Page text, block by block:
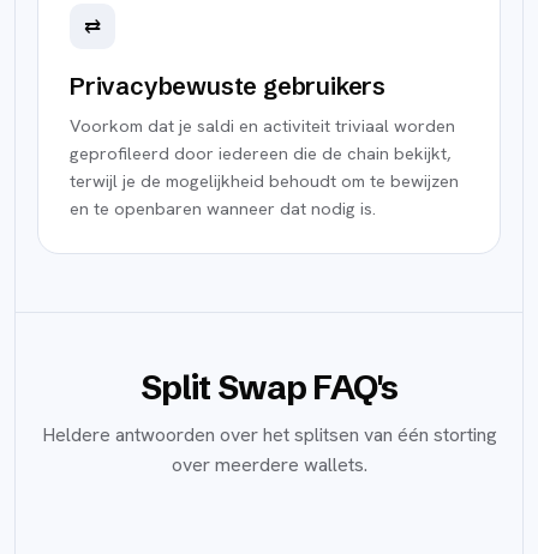
⇄
Privacybewuste gebruikers
Voorkom dat je saldi en activiteit triviaal worden
geprofileerd door iedereen die de chain bekijkt,
terwijl je de mogelijkheid behoudt om te bewijzen
en te openbaren wanneer dat nodig is.
Split Swap FAQ's
Heldere antwoorden over het splitsen van één storting
over meerdere wallets.